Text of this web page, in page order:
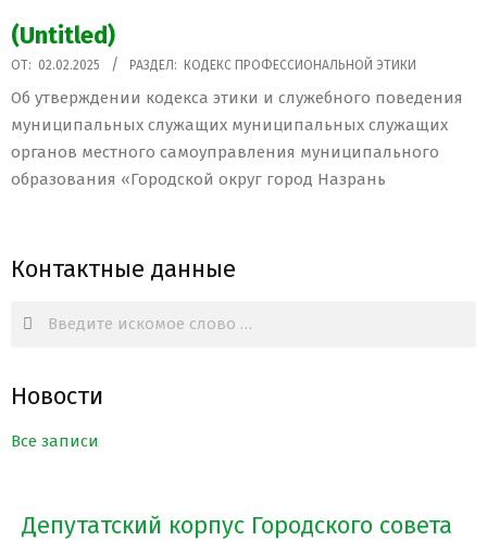
(Untitled)
2025-
02-
02
ОТ: 02.02.2025 РАЗДЕЛ: КОДЕКС ПРОФЕССИОНАЛЬНОЙ ЭТИКИ
Об утверждении кодекса этики и служебного поведения
муниципальных служащих муниципальных служащих
органов местного самоуправления муниципального
образования «Городской округ город Назрань
Контактные данные
Новости
Все записи
Депутатский корпус Городского совета